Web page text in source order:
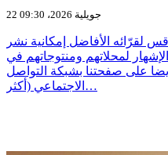
22 جويلية 2026، 09:30
لقرّائه الأفاضل إمكانية نشر
الإشهار لمحلاتهم ومنتوجاتهم في
على صفحتنا بشبكة التواصل
الاجتماعي (أكثر…